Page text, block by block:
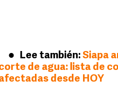
Lee también:Siapa
de agua: lista de
desde HOY